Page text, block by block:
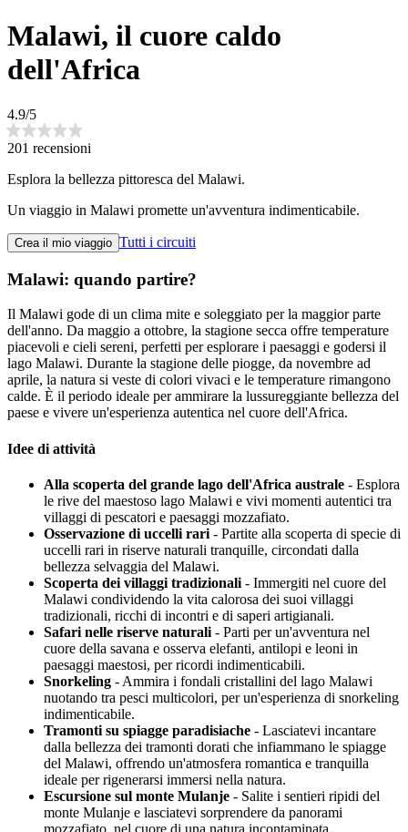
Malawi, il cuore caldo
dell'Africa
4.9/5
201 recensioni
Esplora la bellezza pittoresca del Malawi.
Un viaggio in Malawi promette un'avventura indimenticabile.
Crea il mio viaggio Tutti i circuiti
Malawi: quando partire?
Il Malawi gode di un clima mite e soleggiato per la maggior parte
dell'anno. Da maggio a ottobre, la stagione secca offre temperature
piacevoli e cieli sereni, perfetti per esplorare i paesaggi e godersi il
lago Malawi. Durante la stagione delle piogge, da novembre ad
aprile, la natura si veste di colori vivaci e le temperature rimangono
calde. È il periodo ideale per ammirare la lussureggiante bellezza del
paese e vivere un'esperienza autentica nel cuore dell'Africa.
Idee di attività
Alla scoperta del grande lago dell'Africa australe - Esplora
le rive del maestoso lago Malawi e vivi momenti autentici tra
villaggi di pescatori e paesaggi mozzafiato.
Osservazione di uccelli rari - Partite alla scoperta di specie di
uccelli rari in riserve naturali tranquille, circondati dalla
bellezza selvaggia del Malawi.
Scoperta dei villaggi tradizionali - Immergiti nel cuore del
Malawi condividendo la vita calorosa dei suoi villaggi
tradizionali, ricchi di incontri e di saperi artigianali.
Safari nelle riserve naturali - Parti per un'avventura nel
cuore della savana e osserva elefanti, antilopi e leoni in
paesaggi maestosi, per ricordi indimenticabili.
Snorkeling - Ammira i fondali cristallini del lago Malawi
nuotando tra pesci multicolori, per un'esperienza di snorkeling
indimenticabile.
Tramonti su spiagge paradisiache - Lasciatevi incantare
dalla bellezza dei tramonti dorati che infiammano le spiagge
del Malawi, offrendo un'atmosfera romantica e tranquilla
ideale per rigenerarsi immersi nella natura.
Escursione sul monte Mulanje - Salite i sentieri ripidi del
monte Mulanje e lasciatevi sorprendere da panorami
mozzafiato, nel cuore di una natura incontaminata.